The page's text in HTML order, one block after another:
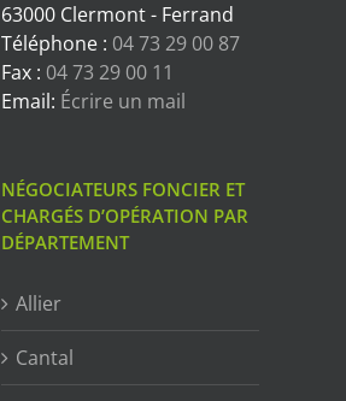
63000 Clermont - Ferrand
Téléphone : 04 73 29 00 87
Fax : 04 73 29 00 11
Email: Écrire un mail
NÉGOCIATEURS FONCIER ET
CHARGÉS D’OPÉRATION PAR
DÉPARTEMENT
Allier
Cantal